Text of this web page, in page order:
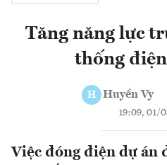
Tăng năng lực
thống
H Huyền Vy
19:09, 01/
Việc đóng điện dự án